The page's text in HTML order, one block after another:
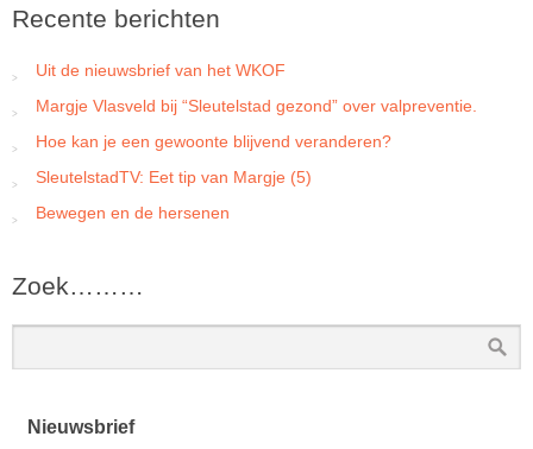
Recente berichten
Uit de nieuwsbrief van het WKOF
Margje Vlasveld bij “Sleutelstad gezond” over valpreventie.
Hoe kan je een gewoonte blijvend veranderen?
SleutelstadTV: Eet tip van Margje (5)
Bewegen en de hersenen
Zoek………
Nieuwsbrief